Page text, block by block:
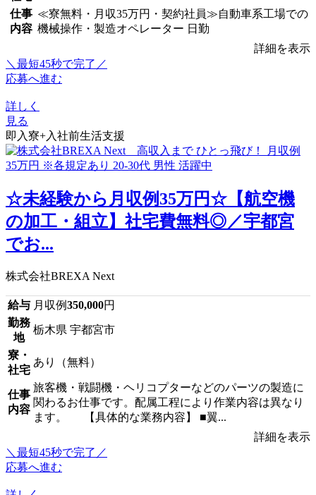
仕事
内容
≪寮無料・月収35万円・契約社員≫自動車系工場での
機械操作・製造オペレーター 日勤
詳細を表示
＼最短45秒で完了／
応募へ進む
詳しく
見る
即入寮+入社前生活支援
☆未経験から月収例35万円☆【航空機
の加工・組立】社宅費無料◎／宇都宮
でお...
株式会社BREXA Next
給与 月収例350,000円
勤務
地
栃木県 宇都宮市
寮・
社宅
あり（無料）
仕事
内容
旅客機・戦闘機・ヘリコプターなどのパーツの製造に
関わるお仕事です。配属工程により作業内容は異なり
ます。 【具体的な業務内容】 ■翼...
詳細を表示
＼最短45秒で完了／
応募へ進む